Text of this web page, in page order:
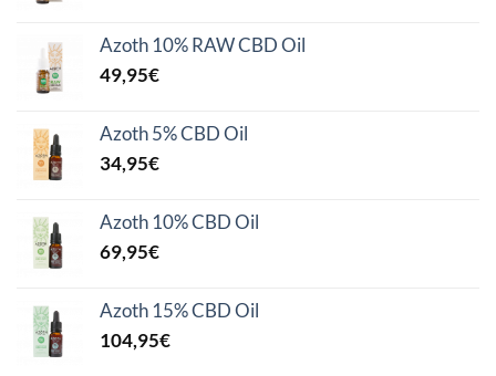
Azoth 10% RAW CBD Oil
49,95€
Azoth 5% CBD Oil
34,95€
Azoth 10% CBD Oil
69,95€
Azoth 15% CBD Oil
104,95€